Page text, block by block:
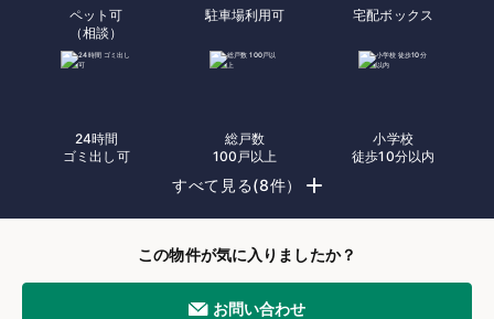
ペット可
（相談）
駐車場利用可 宅配ボックス
24時間
ゴミ出し可
総戸数
100戸以上
小学校
徒歩10分以内
すべて見る(8件）
この物件が気に入りましたか？
お問い合わせ